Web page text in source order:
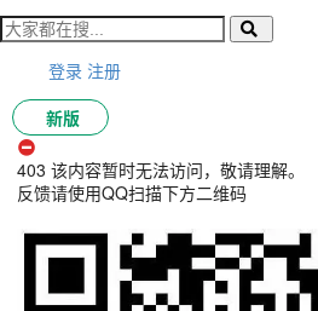
登录 注册
新版
403 该内容暂时无法访问，敬请理解。
反馈请使用QQ扫描下方二维码